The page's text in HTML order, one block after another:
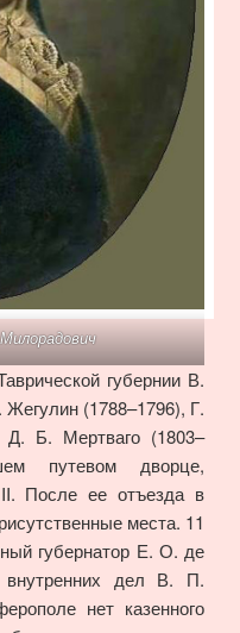
губернии В.
(1788–1796), Г.
Д. Б. Мертваго (1803–
путевом дворце,
После ее отъезда в
места. 11
губернатор Е. О. де
дел В. П.
нет казенного